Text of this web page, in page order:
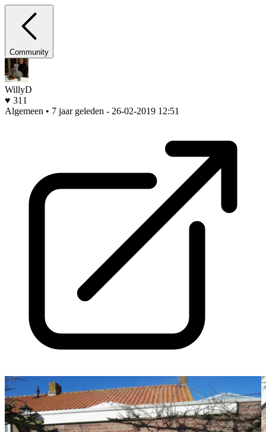
Community
WillyD
♥ 311
Algemeen • 7 jaar geleden - 26-02-2019 12:51